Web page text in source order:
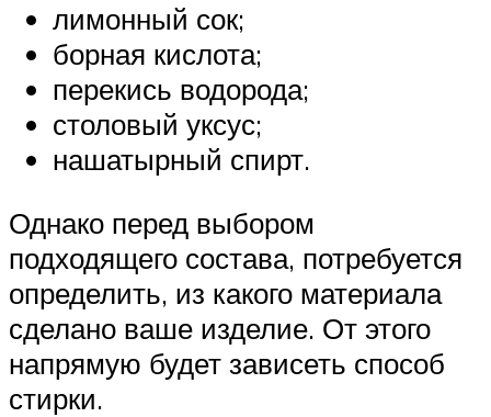
лимонный сок;
борная кислота;
перекись водорода;
столовый уксус;
нашатырный спирт.
Однако перед выбором
подходящего состава, потребуется
определить, из какого материала
сделано ваше изделие. От этого
напрямую будет зависеть способ
стирки.